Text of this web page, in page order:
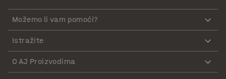
U ponudi imamo kartotečne ormare od metala i drva kako
bismo zadovoljili različite ukuse i stilove u opremanju
prostora. Naši metalni kartotečni ormari za viseće mape
A4 formata i viseće mape V dizajna izrađeni su od
čeličnog lima i premazani praškastom bojom u suptilnim,
Možemo li vam pomoći?
Istražite
O AJ Proizvodima